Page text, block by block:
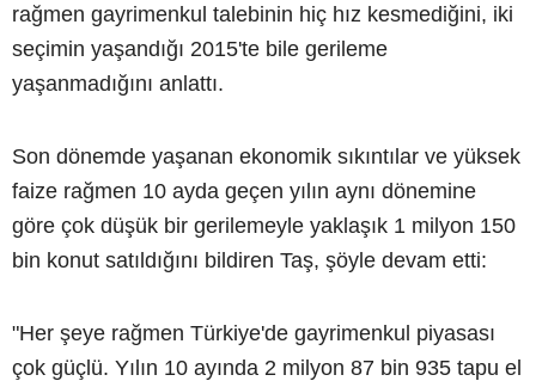
rağmen gayrimenkul talebinin hiç hız kesmediğini, iki
seçimin yaşandığı 2015'te bile gerileme
yaşanmadığını anlattı.
Son dönemde yaşanan ekonomik sıkıntılar ve yüksek
faize rağmen 10 ayda geçen yılın aynı dönemine
göre çok düşük bir gerilemeyle yaklaşık 1 milyon 150
bin konut satıldığını bildiren Taş, şöyle devam etti:
"Her şeye rağmen Türkiye'de gayrimenkul piyasası
çok güçlü. Yılın 10 ayında 2 milyon 87 bin 935 tapu el